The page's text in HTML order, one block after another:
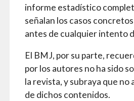
informe estadístico
señalan los casos
antes de cualquier intento
El BMJ, por su parte,
por los autores no ha sido
la revista, y subraya que no
de dichos contenidos.